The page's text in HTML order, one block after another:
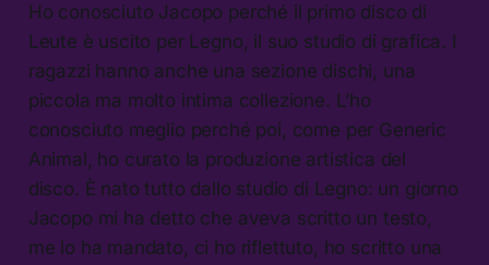
Ho conosciuto Jacopo perché il primo disco di
Leute è uscito per Legno, il suo studio di grafica. I
ragazzi hanno anche una sezione dischi, una
piccola ma molto intima collezione. L’ho
conosciuto meglio perché poi, come per Generic
Animal, ho curato la produzione artistica del
disco. È nato tutto dallo studio di Legno: un giorno
Jacopo mi ha detto che aveva scritto un testo,
me lo ha mandato, ci ho riflettuto, ho scritto una